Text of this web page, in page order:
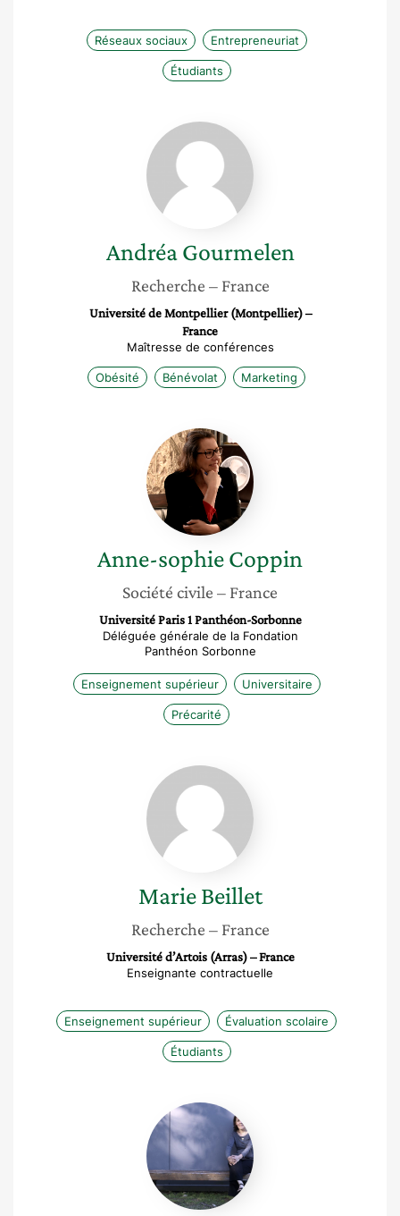
Réseaux sociaux Entrepreneuriat
Étudiants
Andréa
Gourmelen
Andréa Gourmelen
Recherche – France
Université de Montpellier (Montpellier) –
France
Maîtresse de conférences
Obésité Bénévolat Marketing
Anne-
sophie
Coppin
Anne-sophieCoppin
Société civile – France
Université Paris 1 Panthéon-Sorbonne
Déléguée générale de la Fondation
Panthéon Sorbonne
Enseignement supérieur Universitaire
Précarité
Marie
Beillet
Marie Beillet
Recherche – France
Université d’Artois (Arras) – France
Enseignante contractuelle
Enseignement supérieur Évaluation scolaire
Étudiants
Marie-
Pierre
Moreau